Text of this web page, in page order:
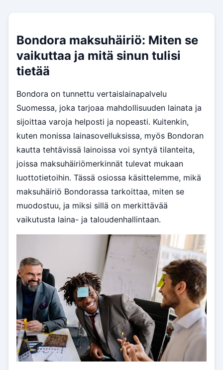
Bondora maksuhäiriö: Miten se
vaikuttaa ja mitä sinun tulisi
tietää
Bondora on tunnettu vertaislainapalvelu
Suomessa, joka tarjoaa mahdollisuuden lainata ja
sijoittaa varoja helposti ja nopeasti. Kuitenkin,
kuten monissa lainasovelluksissa, myös Bondoran
kautta tehtävissä lainoissa voi syntyä tilanteita,
joissa maksuhäiriömerkinnät tulevat mukaan
luottotietoihin. Tässä osiossa käsittelemme, mikä
maksuhäiriö Bondorassa tarkoittaa, miten se
muodostuu, ja miksi sillä on merkittävää
vaikutusta laina- ja taloudenhallintaan.